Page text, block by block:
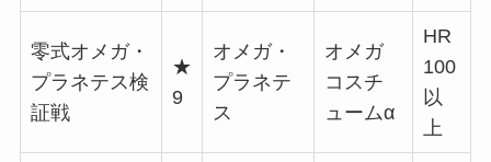
零式オメガ・
プラネテス検
証戦
★
9
オメガ・
プラネテ
ス
オメガ
コスチ
ュームα
HR
100
以
上